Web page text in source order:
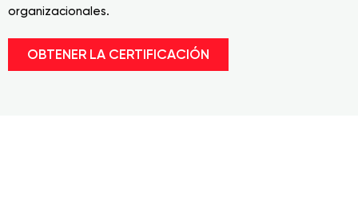
organizacionales.
OBTENER LA CERTIFICACIÓN